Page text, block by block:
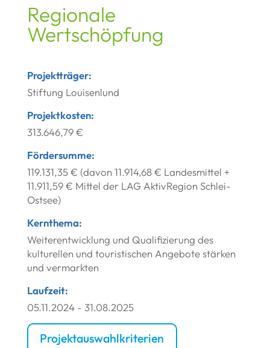
Regionale
Wertschöpfung
Projektträger:
Stiftung Louisenlund
Projektkosten:
313.646,79 €
Fördersumme:
119.131,35 € (davon 11.914,68 € Landesmittel +
11.911,59 € Mittel der LAG AktivRegion Schlei-
Ostsee)
Kernthema:
Weiterentwicklung und Qualifizierung des
kulturellen und touristischen Angebote stärken
und vermarkten
Laufzeit:
05.11.2024 - 31.08.2025
Projektauswahlkriterien